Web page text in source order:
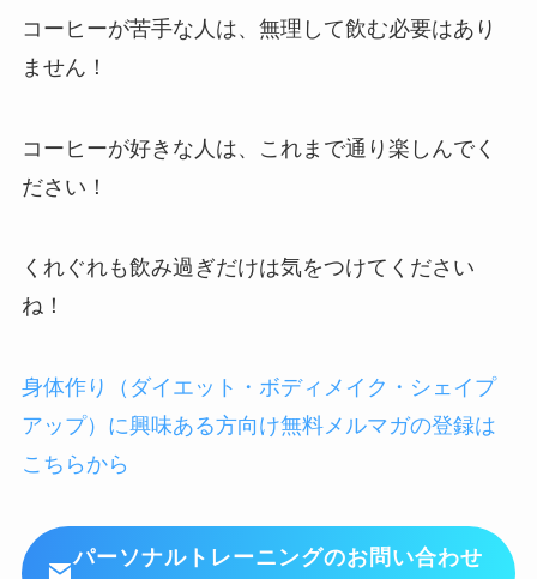
コーヒーが苦手な人は、無理して飲む必要はあり
ません！
コーヒーが好きな人は、これまで通り楽しんでく
ださい！
くれぐれも飲み過ぎだけは気をつけてください
ね！
身体作り（ダイエット・ボディメイク・シェイプ
アップ）に興味ある方向け無料メルマガの登録は
こちらから
パーソナルトレーニングのお問い合わせ